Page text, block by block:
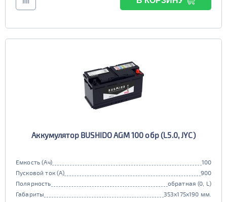
Аккумулятор BUSHIDO AGM 100 обр (L5.0, JYC)
Емкость (Ач)
100
Пусковой ток (А)
900
Полярность
обратная (0, L)
Габариты
353x175x190 мм.